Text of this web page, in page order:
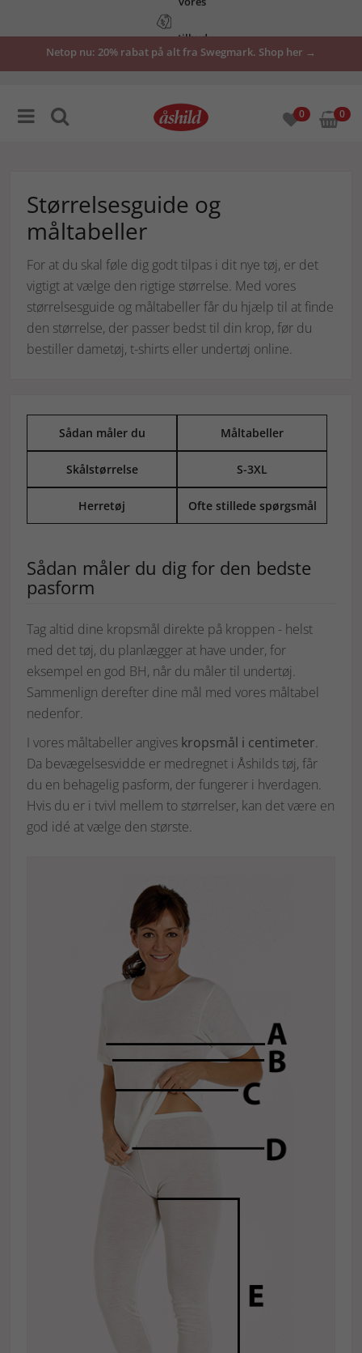
tilbud
her
Netop nu: 20% rabat på alt fra Swegmark. Shop her →
0 0
Størrelsesguide og
måltabeller
For at du skal føle dig godt tilpas i dit nye tøj, er det
vigtigt at vælge den rigtige størrelse. Med vores
størrelsesguide og måltabeller får du hjælp til at finde
den størrelse, der passer bedst til din krop, før du
bestiller dametøj, t-shirts eller undertøj online.
Sådan måler du Måltabeller
Skålstørrelse S-3XL
Herretøj Ofte stillede spørgsmål
Sådan måler du dig for den bedste
pasform
Tag altid dine kropsmål direkte på kroppen - helst
med det tøj, du planlægger at have under, for
eksempel en god BH, når du måler til undertøj.
Sammenlign derefter dine mål med vores måltabel
nedenfor.
I vores måltabeller angives kropsmål i centimeter.
Da bevægelsesvidde er medregnet i Åshilds tøj, får
du en behagelig pasform, der fungerer i hverdagen.
Hvis du er i tvivl mellem to størrelser, kan det være en
god idé at vælge den største.